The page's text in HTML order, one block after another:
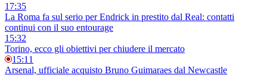
17:35
La Roma fa sul serio per Endrick in prestito dal Real: contatti
continui con il suo entourage
15:32
Torino, ecco gli obiettivi per chiudere il mercato
15:11
Arsenal, ufficiale acquisto Bruno Guimaraes dal Newcastle